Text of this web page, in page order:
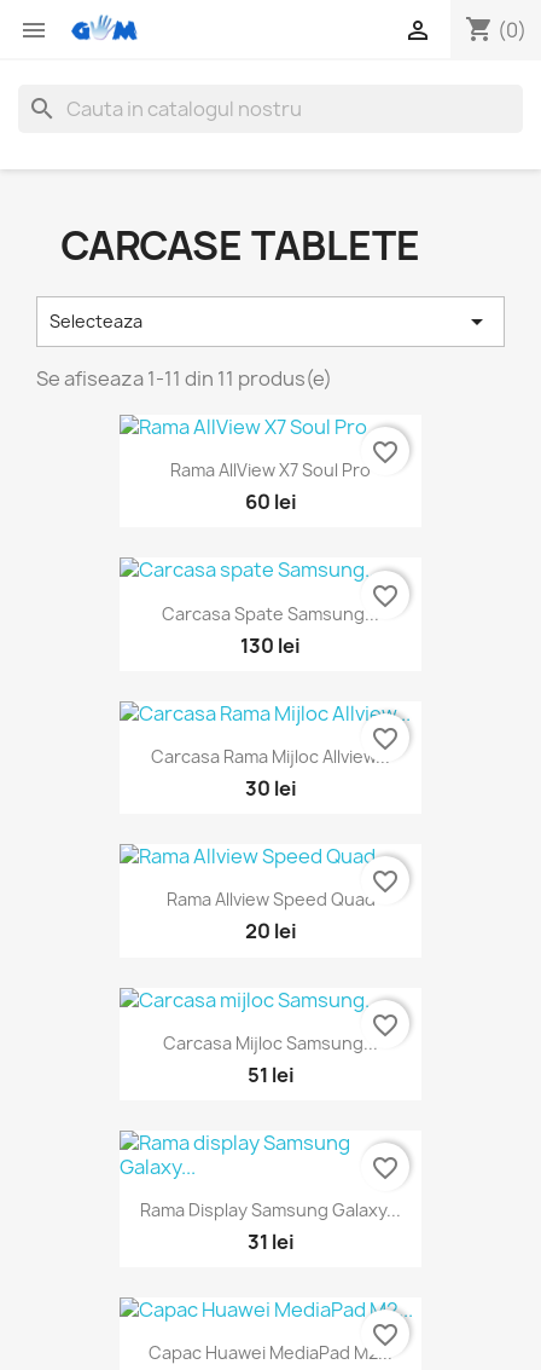
 shopping_cart (0)

search
CARCASE TABLETE
Selecteaza 
Se afiseaza 1-11 din 11 produs(e)
Rama AllView X7 Soul Pro
60 lei
favorite_border
Carcasa Spate Samsung...
130 lei
favorite_border
Carcasa Rama Mijloc Allview...
30 lei
favorite_border
Rama Allview Speed Quad
20 lei
favorite_border
Carcasa Mijloc Samsung...
51 lei
favorite_border
Rama Display Samsung Galaxy...
31 lei
favorite_border
Capac Huawei MediaPad M2...
favorite_border